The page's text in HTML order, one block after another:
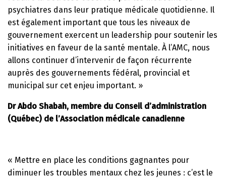
psychiatres dans leur pratique médicale quotidienne. Il
est également important que tous les niveaux de
gouvernement exercent un leadership pour soutenir les
initiatives en faveur de la santé mentale. À l’AMC, nous
allons continuer d’intervenir de façon récurrente
auprès des gouvernements fédéral, provincial et
municipal sur cet enjeu important. »
Dr Abdo Shabah, membre du Conseil d’administration
(Québec) de l’Association médicale canadienne
« Mettre en place les conditions gagnantes pour
diminuer les troubles mentaux chez les jeunes : c’est le